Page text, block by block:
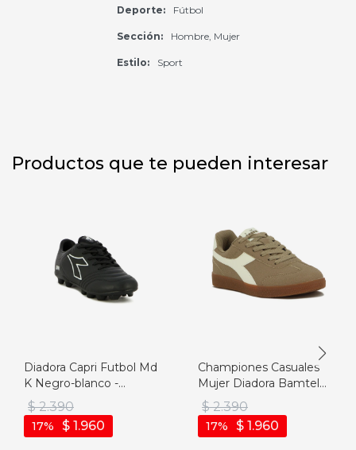
Deporte Fútbol
Sección Hombre, Mujer
Estilo Sport
Productos que te pueden interesar
Diadora Capri Futbol Md
K Negro-blanco -
Negro-blanco
$ 2.390
$ 1.960
17
Championes Casuales
Mujer Diadora Bamtelo
- Marron-beige
$ 2.390
$ 1.960
17